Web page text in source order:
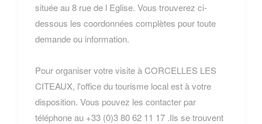
située au 8 rue de l Eglise. Vous trouverez ci-
dessous les coordonnées complètes pour toute
demande ou information.
Pour organiser votre visite à CORCELLES LES
CITEAUX, l'office du tourisme local est à votre
disposition. Vous pouvez les contacter par
téléphone au +33 (0)3 80 62 11 17 .Ils se trouvent